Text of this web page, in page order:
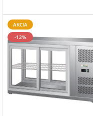
AKCIA
-12%